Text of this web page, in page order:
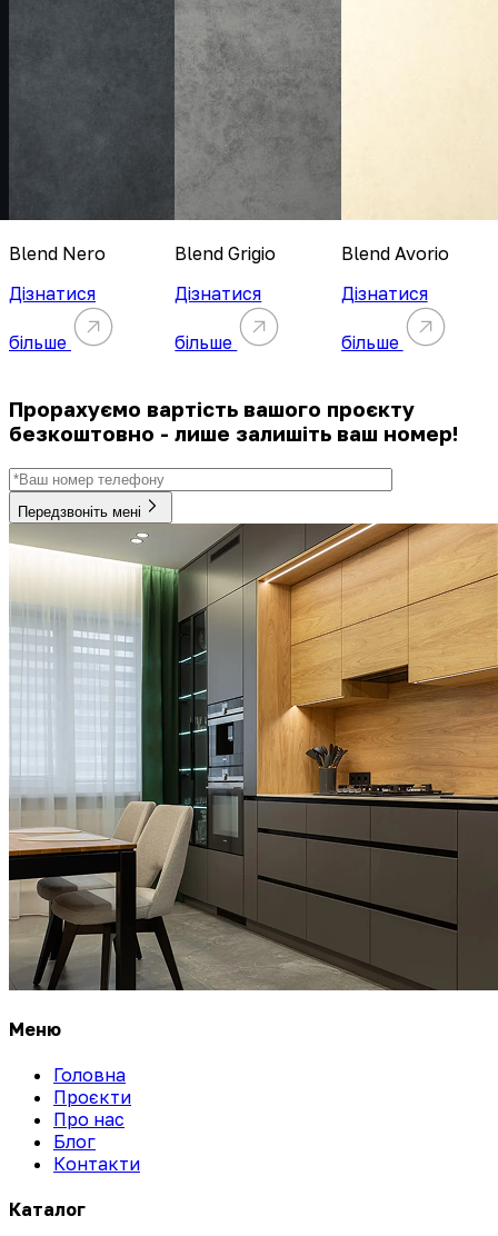
Blend Nero
Дізнатися
більше
Blend Grigio
Дізнатися
більше
Blend Avorio
Дізнатися
більше
Прорахуємо вартість вашого проєкту
безкоштовно - лише залишіть ваш номер!
Передзвоніть мені
Меню
Головна
Проєкти
Про нас
Блог
Контакти
Каталог